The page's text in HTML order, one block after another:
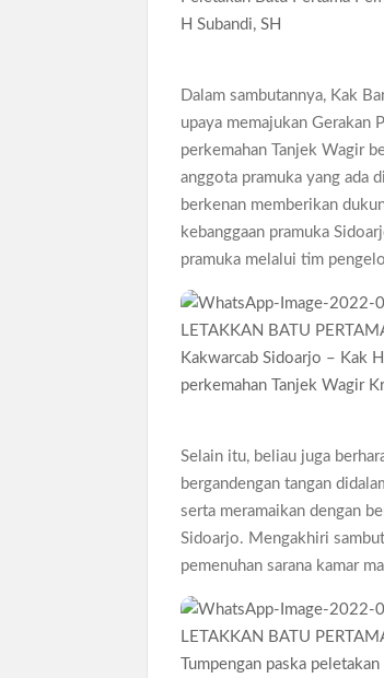
Ajang Kompetensi Antar
H Subandi, SH
Dalam sambutannya, Kak
upaya memajukan Gerakan
perkemahan Tanjek Wagir
anggota pramuka yang ada
berkenan memberikan
kebanggaan pramuka
pramuka melalui tim
Kakwarcab Sidoarjo – Kak
perkemahan Tanjek Wagir
Selain itu, beliau juga
bergandengan tangan
serta meramaikan dengan
Sidoarjo. Mengakhiri
pemenuhan sarana kamar
Tumpengan paska